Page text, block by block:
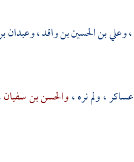
،وعلي بن الحسين بن واقد،وعبدان
عساكر، ولم نره ،والحسن بن سفيان